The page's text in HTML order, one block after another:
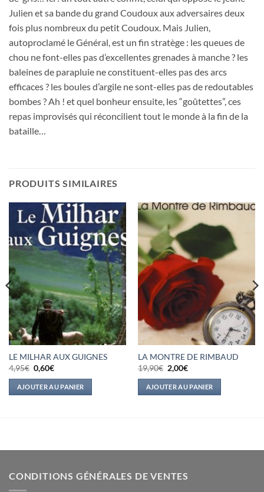
Julien et sa bande du grand Coudoux aux adversaires deux
fois plus nombreux du petit Coudoux. Mais Julien,
autoproclamé le Général, est un fin stratège : les queues de
chou ne font-elles pas d’excellentes grenades à manche ? les
baleines de parapluie ne constituent-elles pas des arcs
efficaces ? les boules d’argile ne sont-elles pas de redoutables
bombes ? Ah ! et quel bonheur ensuite, les “goûtettes”, ces
repas improvisés qui réconcilient tout le monde à la fin de la
bataille…
PRODUITS SIMILAIRES
LE MILHAR AUX GUIGNES
4,95€ Le
prix
initial
était :
4,95€.
0,60€Le
actuel
est :
0,60€.
AJOUTER AU PANIER
LA MONTRE DE RIMBAUD
19,90€ Le
prix
initial
était :
19,90€.
2,00€Le
actuel
est :
2,00€.
AJOUTER AU PANIER
CONDITIONS GÉNÉRALES DE VENTES